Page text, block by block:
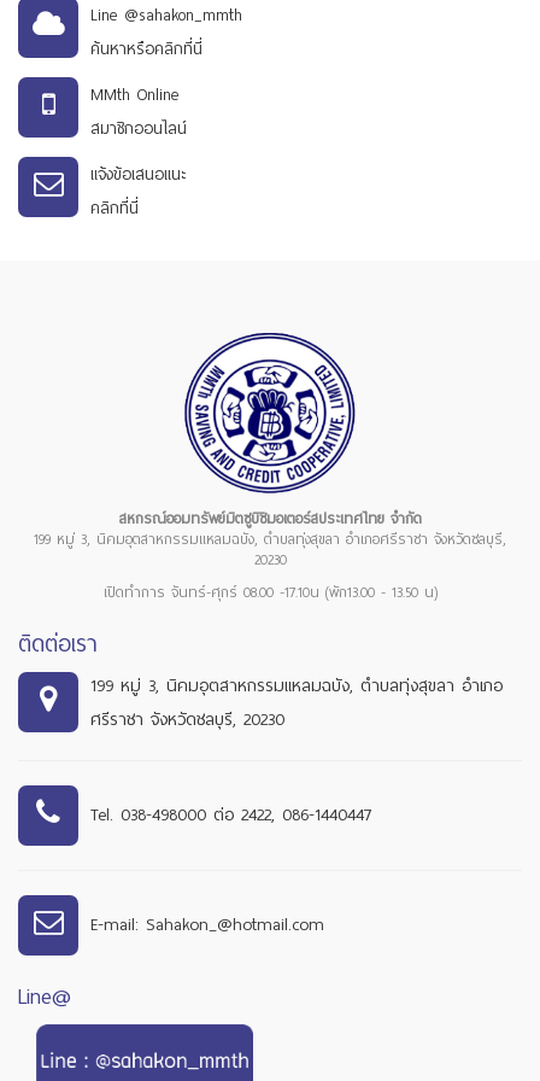
Line @sahakon_mmth
ค้นหาหรือคลิกที่นี่
MMth Online
สมาชิกออนไลน์
แจ้งข้อเสนอแนะ
คลิกที่นี่
สหกรณ์ออมทรัพย์มิตซูบิชิมอเตอร์สประเทศไทย จำกัด
199 หมู่ 3, นิคมอุตสาหกรรมแหลมฉบัง, ตำบลทุ่งสุขลา อำเภอศรีราชา จังหวัดชลบุรี,
20230
เปิดทำการ จันทร์-ศุกร์ 08.00 -17.10น (พัก13.00 - 13.50 น)
ติดต่อเรา
199 หมู่ 3, นิคมอุตสาหกรรมแหลมฉบัง, ตำบลทุ่งสุขลา อำเภอ
ศรีราชา จังหวัดชลบุรี, 20230
Tel. 038-498000 ต่อ 2422, 086-1440447
E-mail: Sahakon_@hotmail.com
Line@